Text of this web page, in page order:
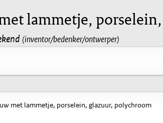
lammetje,
(inventor/bedenker/ontwerper)
met lammetje, porselein, glazuur, polychroom